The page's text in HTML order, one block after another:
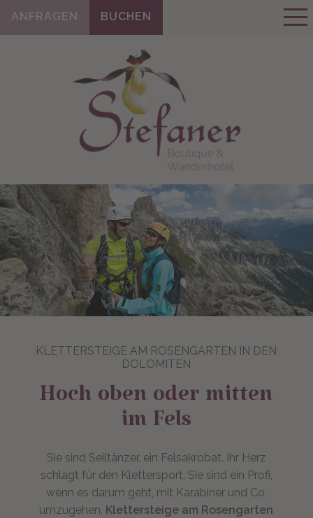
ANFRAGEN BUCHEN
KLETTERSTEIGE AM ROSENGARTEN IN DEN
DOLOMITEN
Hoch oben oder mitten
im Fels
Sie sind Seiltänzer, ein Felsakrobat. Ihr Herz
schlägt für den Klettersport, Sie sind ein Profi,
wenn es darum geht, mit Karabiner und Co.
umzugehen. Klettersteige am Rosengarten